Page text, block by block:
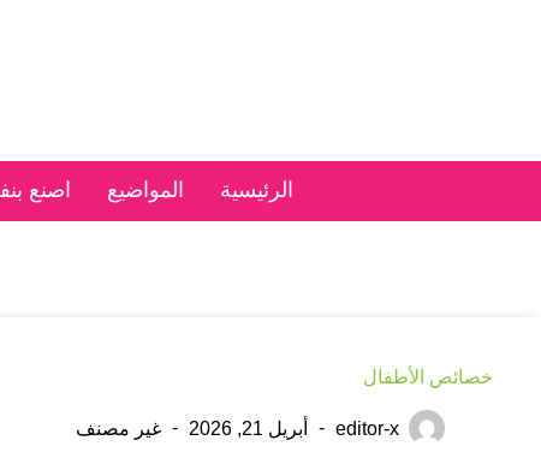
الرئيسية المواضيع اصنع
خصائص الأطفال
editor-x أبريل 21, 2026 غير مصنف